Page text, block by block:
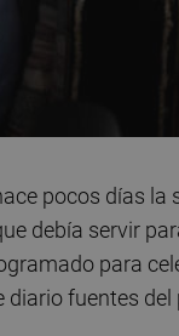
pocos días
debía servir
para
diario fuentes del